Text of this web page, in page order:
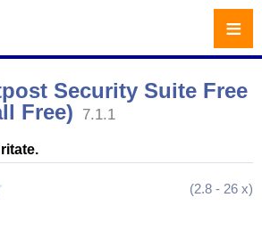
Security Suite Free
Free)
7.1.1
(2.8 - 26 x)
≡